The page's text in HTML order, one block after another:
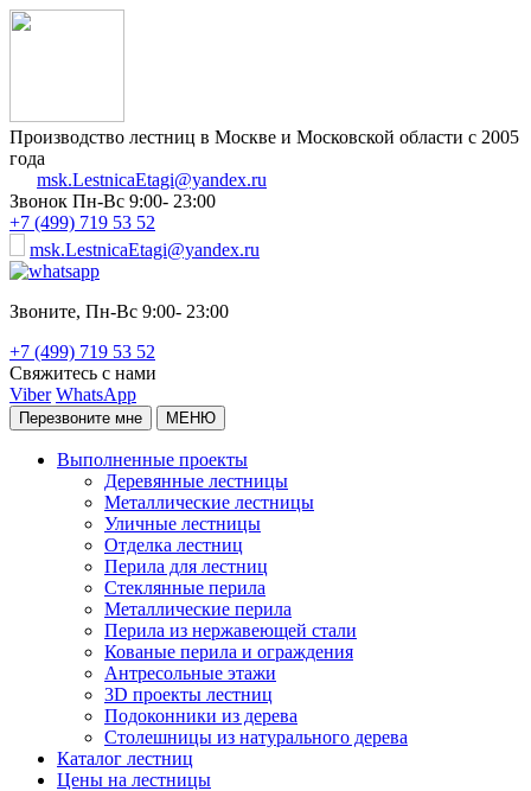
Производство лестниц в Москве и Московской области с 2005
года
msk.LestnicaEtagi@yandex.ru
Звонок Пн-Вс 9:00- 23:00
+7 (499) 719 53 52
msk.LestnicaEtagi@yandex.ru
Звоните, Пн-Вс 9:00- 23:00
+7 (499) 719 53 52
Свяжитесь с нами
Viber WhatsApp
Перезвоните мне МЕНЮ
Выполненные проекты
Деревянные лестницы
Металлические лестницы
Уличные лестницы
Отделка лестниц
Перила для лестниц
Стеклянные перила
Металлические перила
Перила из нержавеющей стали
Кованые перила и ограждения
Антресольные этажи
3D проекты лестниц
Подоконники из дерева
Столешницы из натурального дерева
Каталог лестниц
Цены на лестницы